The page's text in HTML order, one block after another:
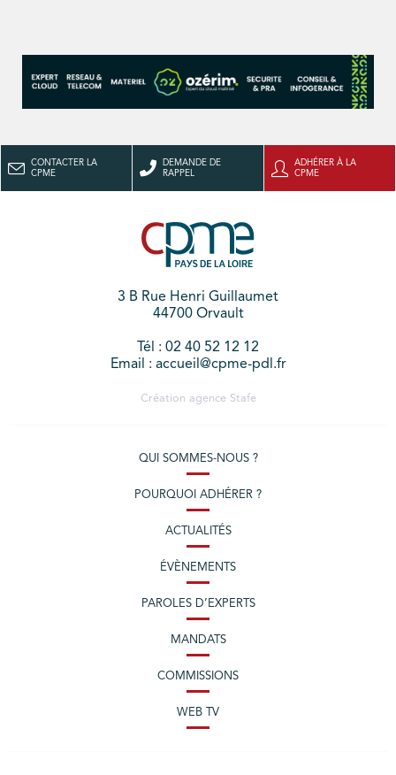
CONTACTER LA
CPME
DEMANDE DE
RAPPEL
ADHÉRER À LA
CPME
3 B Rue Henri Guillaumet
44700 Orvault
Tél : 02 40 52 12 12
Email : accueil@cpme-pdl.fr
Création agence Stafe
QUI SOMMES-NOUS ?
POURQUOI ADHÉRER ?
ACTUALITÉS
ÉVÈNEMENTS
PAROLES D’EXPERTS
MANDATS
COMMISSIONS
WEB TV